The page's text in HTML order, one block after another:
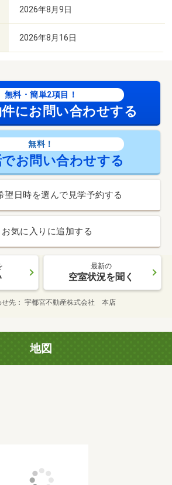
2026年8月9日
2026年8月16日
無料・簡単2項目！
にお問い合わせする
無料！
でお問い合わせする
望日時を選んで見学予約する
お気に入りに追加する
最新の
空室状況を聞く
せ先 宇都宮不動産株式会社 本店
地図